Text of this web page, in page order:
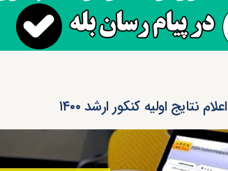
اعلام نتایج اولیه کنکور ارشد ۱۴۰۰